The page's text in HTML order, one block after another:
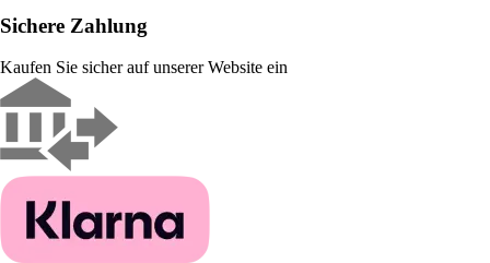
Sichere Zahlung
Kaufen Sie sicher auf unserer Website ein